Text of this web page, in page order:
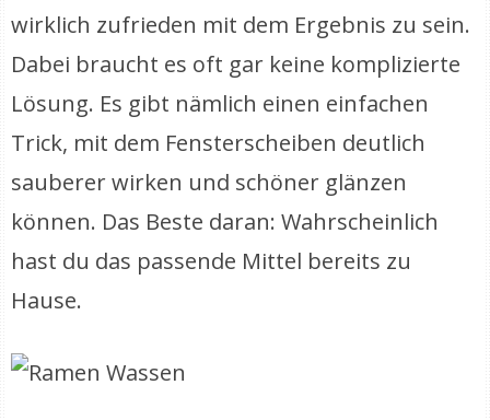
wirklich zufrieden mit dem Ergebnis zu sein.
Dabei braucht es oft gar keine komplizierte
Lösung. Es gibt nämlich einen einfachen
Trick, mit dem Fensterscheiben deutlich
sauberer wirken und schöner glänzen
können. Das Beste daran: Wahrscheinlich
hast du das passende Mittel bereits zu
Hause.